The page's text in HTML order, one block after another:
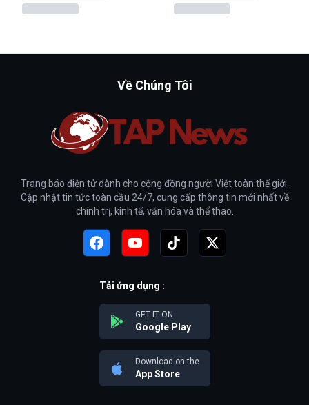
Về Chúng Tôi
Trang báo điện tử dành cho cộng đồng người Việt toàn thế giới.
Cập nhật tin tức toàn cầu 24/7, cung cấp thông tin mới nhất về
chính trị, kinh tế, văn hóa và thể thao.
Tải ứng dụng :
GET IT ON
Google Play
Download on the
App Store